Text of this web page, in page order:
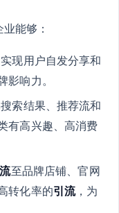
能够：
现用户自发分享和
影响力。
索结果、推荐流和
有高兴趣、高消费
至品牌店铺、官网
转化率的引流，为